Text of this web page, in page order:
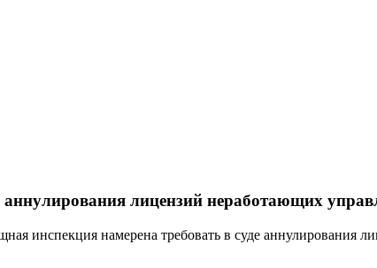
аннулирования лицензий неработающих
инспекция намерена требовать в суде аннулирования